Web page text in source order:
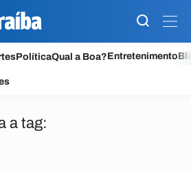
PolíticaQual a Boa?Entretenimento
a tag: